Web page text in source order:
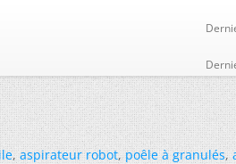
,aspirateur robot,poêle à granulés,